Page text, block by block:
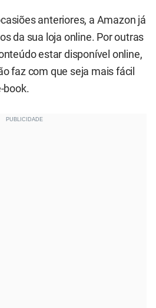
anteriores, a Amazon já
da sua loja online. Por outras
estar disponível online,
faz com que seja mais fácil
book.